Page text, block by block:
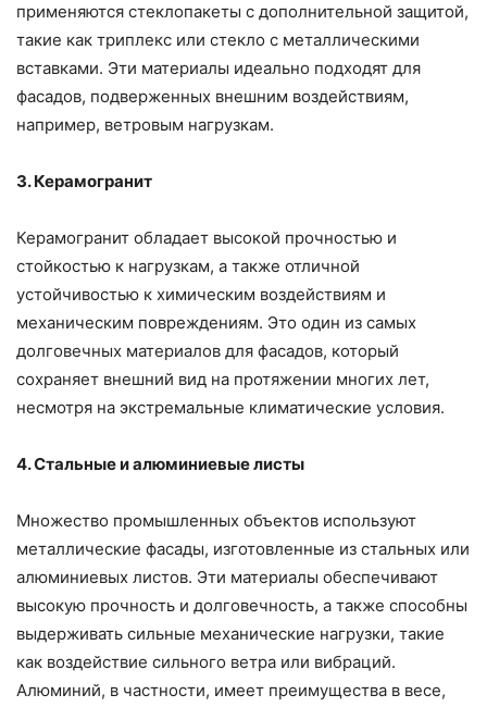
применяются стеклопакеты с дополнительной защитой,
такие как триплекс или стекло с металлическими
вставками. Эти материалы идеально подходят для
фасадов, подверженных внешним воздействиям,
например, ветровым нагрузкам.
3. Керамогранит
Керамогранит обладает высокой прочностью и
стойкостью к нагрузкам, а также отличной
устойчивостью к химическим воздействиям и
механическим повреждениям. Это один из самых
долговечных материалов для фасадов, который
сохраняет внешний вид на протяжении многих лет,
несмотря на экстремальные климатические условия.
4. Стальные и алюминиевые листы
Множество промышленных объектов используют
металлические фасады, изготовленные из стальных или
алюминиевых листов. Эти материалы обеспечивают
высокую прочность и долговечность, а также способны
выдерживать сильные механические нагрузки, такие
как воздействие сильного ветра или вибраций.
Алюминий, в частности, имеет преимущества в весе,